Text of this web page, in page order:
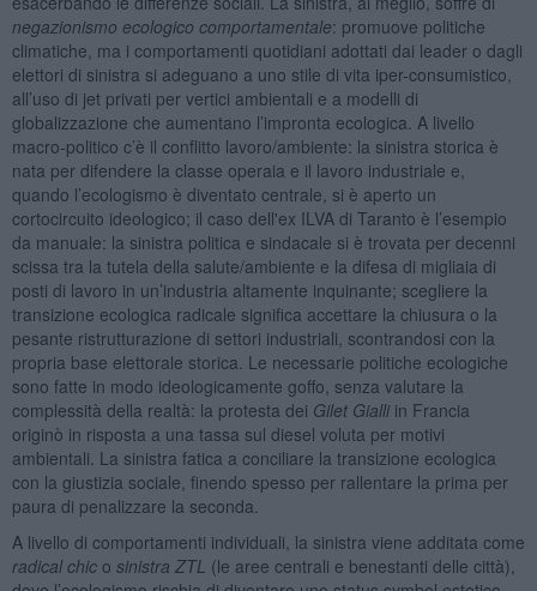
negazionismo ecologico comportamentale: promuove politiche
climatiche, ma i comportamenti quotidiani adottati dai leader o dagli
elettori di sinistra si adeguano a uno stile di vita iper-consumistico,
all’uso di jet privati per vertici ambientali e a modelli di
globalizzazione che aumentano l’impronta ecologica. A livello
macro-politico c’è il conflitto lavoro/ambiente: la sinistra storica è
nata per difendere la classe operaia e il lavoro industriale e,
quando l’ecologismo è diventato centrale, si è aperto un
cortocircuito ideologico; il caso dell'ex ILVA di Taranto è l’esempio
da manuale: la sinistra politica e sindacale si è trovata per decenni
scissa tra la tutela della salute/ambiente e la difesa di migliaia di
posti di lavoro in un’industria altamente inquinante; scegliere la
transizione ecologica radicale significa accettare la chiusura o la
pesante ristrutturazione di settori industriali, scontrandosi con la
propria base elettorale storica. Le necessarie politiche ecologiche
sono fatte in modo ideologicamente goffo, senza valutare la
complessità della realtà: la protesta dei Gilet Gialliin Francia
originò in risposta a una tassa sul diesel voluta per motivi
ambientali. La sinistra fatica a conciliare la transizione ecologica
con la giustizia sociale, finendo spesso per rallentare la prima per
paura di penalizzare la seconda.
A livello di comportamenti individuali, la sinistra viene additata come
radical chico sinistra ZTL (le aree centrali e benestanti delle città),